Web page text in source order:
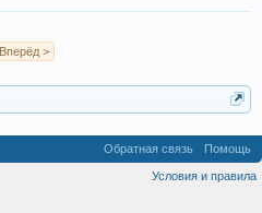
Вперёд >
Обратная связь Помощь
Условия и правила